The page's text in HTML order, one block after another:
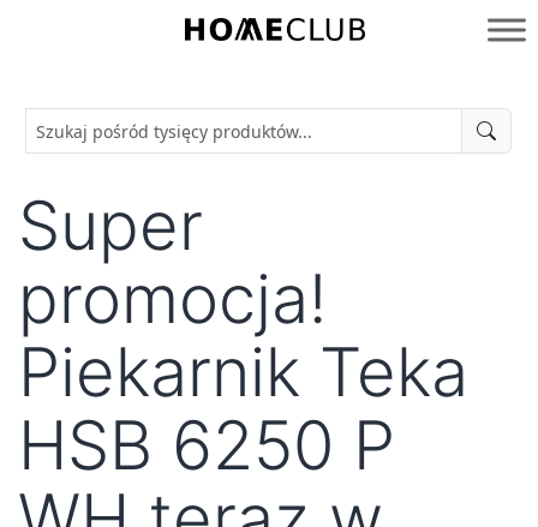
Homeclub
Super
promocja!
Piekarnik Teka
HSB 6250 P